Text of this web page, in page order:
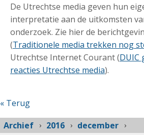
De Utrechtse media geven hun
interpretatie aan de uitkomsten
onderzoek. Zie hier de
(Traditionele media trekken nog
Utrechtse Internet Courant (DUIC
reacties Utrechtse media).
« Terug
Archief
2016
december